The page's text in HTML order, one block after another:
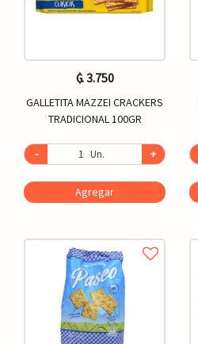
₲. 3.750
GALLETITA MAZZEI CRACKERS
TRADICIONAL 100GR
- Un. +
Agregar